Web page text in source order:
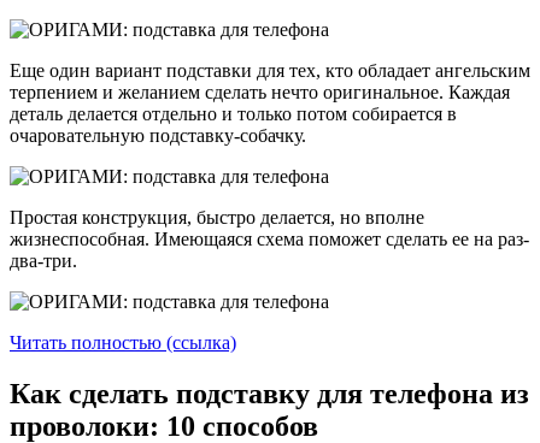
Еще один вариант подставки для тех, кто обладает ангельским
терпением и желанием сделать нечто оригинальное. Каждая
деталь делается отдельно и только потом собирается в
очаровательную подставку-собачку.
Простая конструкция, быстро делается, но вполне
жизнеспособная. Имеющаяся схема поможет сделать ее на раз-
два-три.
Читать полностью (ссылка)
Как сделать подставку для телефона из
проволоки: 10 способов